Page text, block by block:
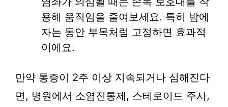
용해 움직임을 줄여보세요. 특히 밤에
자는 동안 부목처럼 고정하면 효과적
이에요.
만약 통증이 2주 이상 지속되거나 심해진다
면, 병원에서 소염진통제, 스테로이드 주사,